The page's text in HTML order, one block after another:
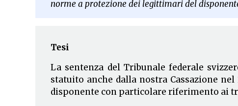
norme a protezione dei legittimari del
Tesi
La sentenza del Tribunale federale
statuito anche dalla nostra Cassazione
disponente con particolare riferimento ai